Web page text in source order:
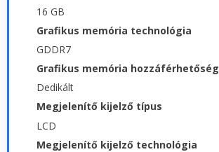
16 GB
Grafikus memória technológia
GDDR7
Grafikus memória hozzáférhetőség
Dedikált
Megjelenítő kijelző típus
LCD
Megjelenítő kijelző technológia